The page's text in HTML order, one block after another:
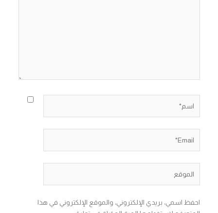
احفظ اسمي، بريدي الإلكتروني، والموقع الإلكتروني في هذا